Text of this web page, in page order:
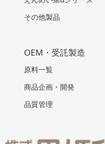
その他製品
OEM・受託製造
原料一覧
商品企画・開発
品質管理